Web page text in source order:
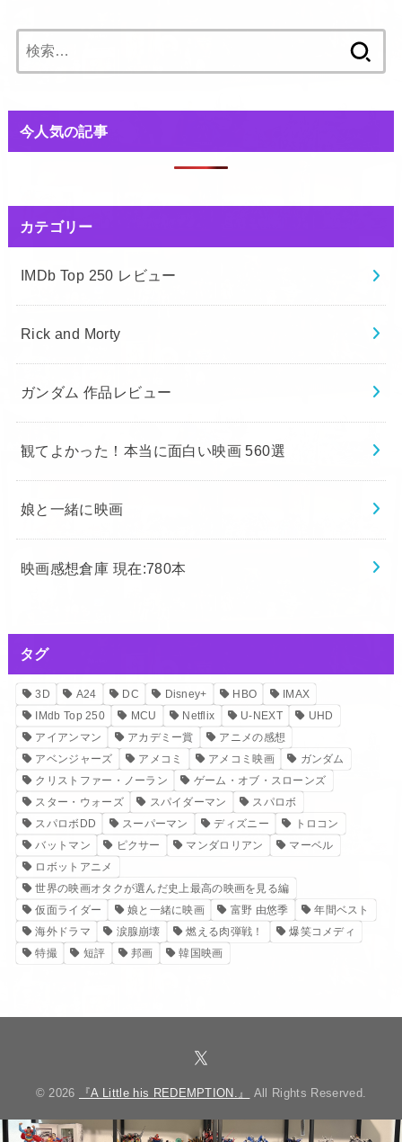
索:
今人気の記事
カテゴリー
IMDb Top 250 レビュー
Rick and Morty
ガンダム 作品レビュー
観てよかった！本当に面白い映画 560選
娘と一緒に映画
映画感想倉庫 現在:780本
タグ
3D A24 DC Disney+ HBO
IMAX
IMdb Top 250
MCU Netflix U-NEXT
UHD
アイアンマン
アカデミー賞
アニメの感想
アベンジャーズ
アメコミ アメコミ映画
ガンダム
クリストファー・ノーラン
ゲーム・オブ・スローンズ
スター・ウォーズ
スパイダーマン
スパロボ
スパロボDD
スーパーマン ディズニー
トロコン
バットマン
ピクサー マンダロリアン
マーベル
ロボットアニメ
世界の映画オタクが選んだ史上最高の映画を見る編
仮面ライダー
娘と一緒に映画 富野 由悠季
年間ベスト
海外ドラマ
涙腺崩壊 燃える肉弾戦！
爆笑コメディ
特撮
短評 邦画 韓国映画
© 2026 『A Little his REDEMPTION.』 All Rights Reserved.